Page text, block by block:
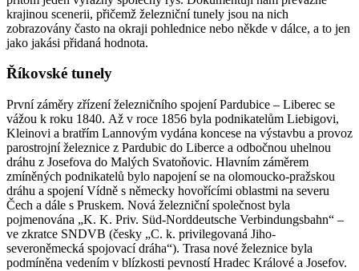
krajinou scenerii, přičemž železniční tunely jsou na nich
zobrazovány často na okraji pohlednice nebo někde v dálce, a to jen
jako jakási přidaná hodnota.
Říkovské tunely
První záměry zřízení železničního spojení Pardubice – Liberec se
vážou k roku 1840. Až v roce 1856 byla podnikatelům Liebigovi,
Kleinovi a bratřím Lannovým vydána koncese na výstavbu a provoz
parostrojní železnice z Pardubic do Liberce a odbočnou uhelnou
dráhu z Josefova do Malých Svatoňovic. Hlavním záměrem
zmíněných podnikatelů bylo napojení se na olomoucko-pražskou
dráhu a spojení Vídně s německy hovořícími oblastmi na severu
Čech a dále s Pruskem. Nová železniční společnost byla
pojmenována „K. K. Priv. Süd-Norddeutsche Verbindungsbahn“ –
ve zkratce SNDVB (česky „C. k. privilegovaná Jiho-
severoněmecká spojovací dráha“). Trasa nové železnice byla
podmíněna vedením v blízkosti pevností Hradec Králové a Josefov.